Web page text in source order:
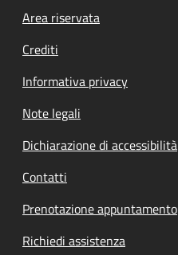
Footer menu
Area riservata
Crediti
Informativa privacy
Note legali
Dichiarazione di accessibilità
Contatti
Prenotazione appuntamento
Richiedi assistenza